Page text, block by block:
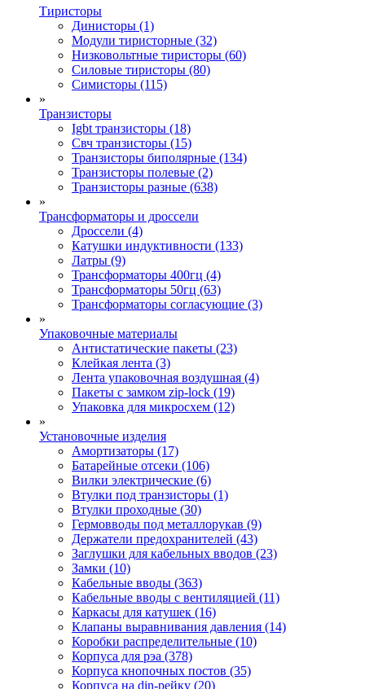
Тиристоры
Динисторы (1)
Модули тиристорные (32)
Низковольтные тиристоры (60)
Силовые тиристоры (80)
Симисторы (115)
»
Транзисторы
Igbt транзисторы (18)
Свч транзисторы (15)
Транзисторы биполярные (134)
Транзисторы полевые (2)
Транзисторы разные (638)
»
Трансформаторы и дроссели
Дроссели (4)
Катушки индуктивности (133)
Латры (9)
Трансформаторы 400гц (4)
Трансформаторы 50гц (63)
Трансформаторы согласующие (3)
»
Упаковочные материалы
Антистатические пакеты (23)
Клейкая лента (3)
Лента упаковочная воздушная (4)
Пакеты с замком zip-lock (19)
Упаковка для микросхем (12)
»
Установочные изделия
Амортизаторы (17)
Батарейные отсеки (106)
Вилки электрические (6)
Втулки под транзисторы (1)
Втулки проходные (30)
Гермовводы под металлорукав (9)
Держатели предохранителей (43)
Заглушки для кабельных вводов (23)
Замки (10)
Кабельные вводы (363)
Кабельные вводы с вентиляцией (11)
Каркасы для катушек (16)
Клапаны выравнивания давления (14)
Коробки распределительные (10)
Корпуса для рэа (378)
Корпуса кнопочных постов (35)
Корпуса на din-рейку (20)